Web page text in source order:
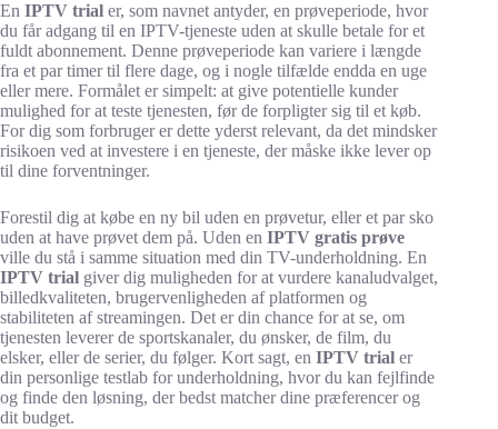
En IPTV trial er, som navnet antyder, en prøveperiode, hvor
du får adgang til en IPTV-tjeneste uden at skulle betale for et
fuldt abonnement. Denne prøveperiode kan variere i længde
fra et par timer til flere dage, og i nogle tilfælde endda en uge
eller mere. Formålet er simpelt: at give potentielle kunder
mulighed for at teste tjenesten, før de forpligter sig til et køb.
For dig som forbruger er dette yderst relevant, da det mindsker
risikoen ved at investere i en tjeneste, der måske ikke lever op
til dine forventninger.
Forestil dig at købe en ny bil uden en prøvetur, eller et par sko
uden at have prøvet dem på. Uden en IPTV gratis prøve
ville du stå i samme situation med din TV-underholdning. En
IPTV trial giver dig muligheden for at vurdere kanaludvalget,
billedkvaliteten, brugervenligheden af platformen og
stabiliteten af streamingen. Det er din chance for at se, om
tjenesten leverer de sportskanaler, du ønsker, de film, du
elsker, eller de serier, du følger. Kort sagt, en IPTV trial er
din personlige testlab for underholdning, hvor du kan fejlfinde
og finde den løsning, der bedst matcher dine præferencer og
dit budget.